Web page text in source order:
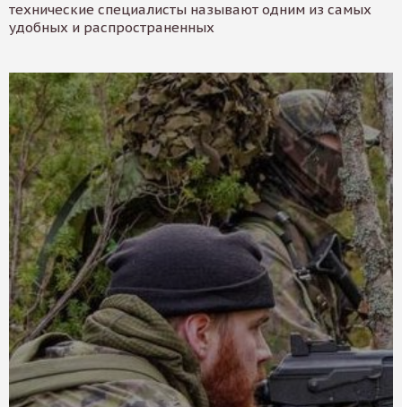
технические специалисты называют одним из самых
удобных и распространенных